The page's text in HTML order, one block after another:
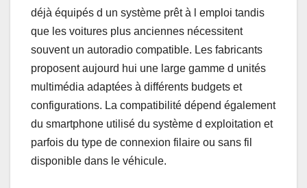
déjà équipés d un système prêt à l emploi tandis
que les voitures plus anciennes nécessitent
souvent un autoradio compatible. Les fabricants
proposent aujourd hui une large gamme d unités
multimédia adaptées à différents budgets et
configurations. La compatibilité dépend également
du smartphone utilisé du système d exploitation et
parfois du type de connexion filaire ou sans fil
disponible dans le véhicule.